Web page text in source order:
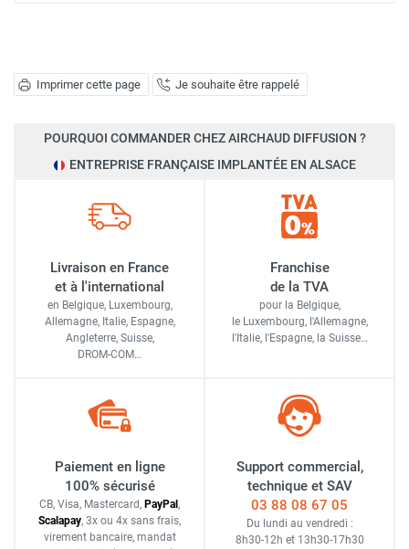
Imprimer cette page Je souhaite être rappelé
POURQUOI COMMANDER CHEZ AIRCHAUD DIFFUSION ?
ENTREPRISE FRANÇAISE IMPLANTÉE EN ALSACE
Livraison en France
et à l'international
en Belgique, Luxembourg,
Allemagne, Italie, Espagne,
Angleterre, Suisse,
DROM-COM…
Franchise
de la TVA
pour la Belgique,
le Luxembourg, l'Allemagne,
l'Italie, l'Espagne, la Suisse…
Paiement en ligne
100% sécurisé
CB, Visa, Mastercard, PayPal ,
Scalapay, 3x ou 4x sans frais,
virement bancaire, mandat
Support commercial,
technique et SAV
03 88 08 67 05
Du lundi au vendredi :
8h30-12h et 13h30-17h30